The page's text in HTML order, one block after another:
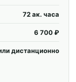
72 ак. часа
6 700 ₽
дистанционно